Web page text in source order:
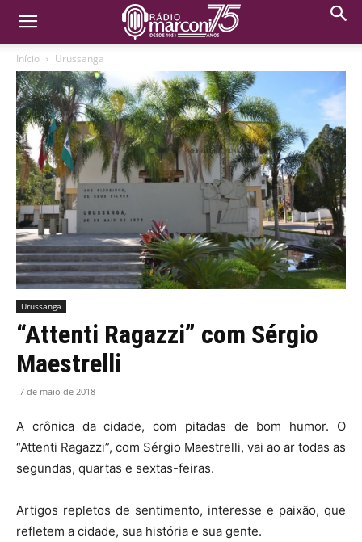
Início Urussanga
Urussanga
“Attenti Ragazzi” com Sérgio
Maestrelli
7 de maio de 2018
A crônica da cidade, com pitadas de bom humor. O
“Attenti Ragazzi”, com Sérgio Maestrelli, vai ao ar todas as
segundas, quartas e sextas-feiras.
Artigos repletos de sentimento, interesse e paixão, que
refletem a cidade, sua história e sua gente.